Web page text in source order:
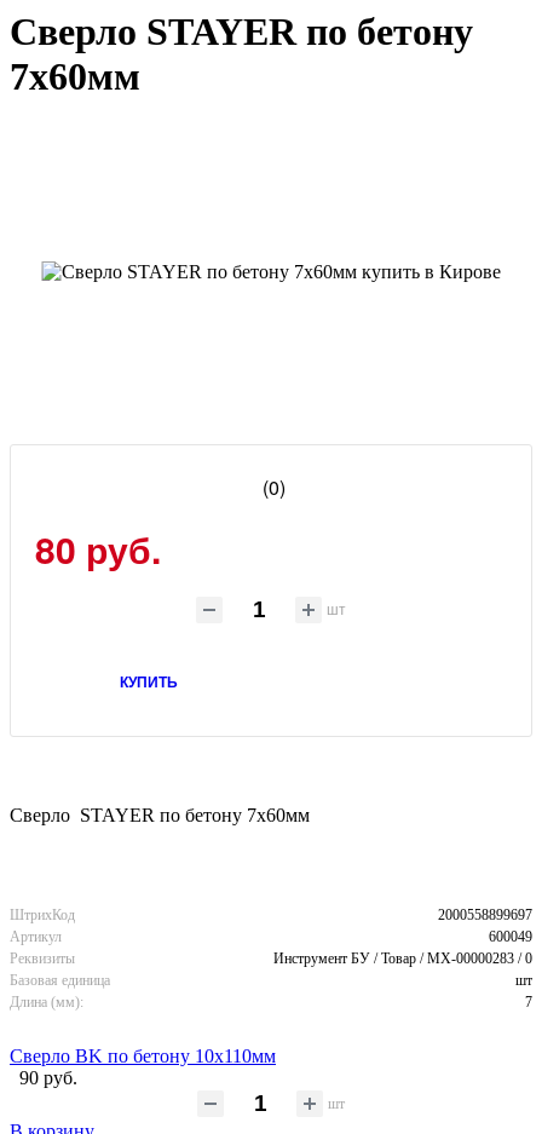
Сверло STAYER по бетону
7x60мм
(0)
80 руб.
шт
КУПИТЬ
Сверло STAYER по бетону 7x60мм
ШтрихКод
2000558899697
Артикул
600049
Реквизиты
Инструмент БУ / Товар / MX-00000283 / 0
Базовая единица
шт
Длина (мм):
7
Сверло BK по бетону 10x110мм
90 руб.
шт